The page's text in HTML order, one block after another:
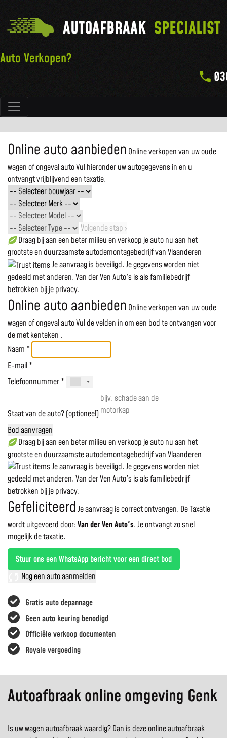
Hoofdnavigatie
AUTOAFBRAAK SPECIALIST
Auto Verkopen?
Gratis auto depannage
Geen auto keuring benodigd
Officiële verkoop documenten
Royale vergoeding
Online auto aanbieden Online verkopen van uw oude
wagen of ongeval autoVul hieronder uw autogegevens in en u
ontvangt vrijblijvend een taxatie.
Volgende stap ›
Draag bij aan een beter milieu en verkoop je auto nu aan het
grootste en duurzaamste autodemontagebedrijf van Vlaanderen
Je aanvraag is beveiligd. Je gegevens worden niet
gedeeld met anderen. Van der Ven Auto's is als familiebedrijf
betrokken bij je privacy.
Online auto aanbieden Online verkopen van uw oude
wagen of ongeval autoVul de velden in om een bod te ontvangen voor
demet kenteken .
Naam *
E-mail *
Telefoonnummer *
Staat van de auto? (optioneel)
Bod aanvragen
Draag bij aan een beter milieu en verkoop je auto nu aan het
grootste en duurzaamste autodemontagebedrijf van Vlaanderen
Je aanvraag is beveiligd. Je gegevens worden niet
gedeeld met anderen. Van der Ven Auto's is als familiebedrijf
betrokken bij je privacy.
GefeliciteerdJe aanvraag is correct ontvangen. De Taxatie
wordt uitgevoerd door:Van der Ven Auto's.Je ontvangt zo snel
mogelijk de taxatie.
Stuur ons een WhatsApp bericht voor een direct bod
Nog een auto aanmelden
Autoafbraak online omgeving Genk
Is uw wagen autoafbraak waardig? Dan is deze online autoafbraak